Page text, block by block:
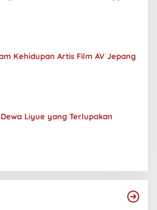
Kehidupan Artis Film AV Jepang
Liyue yang Terlupakan